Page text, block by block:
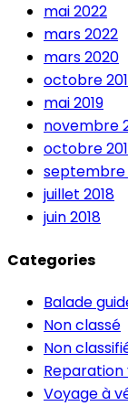
mai 2022
mars 2022
mars 2020
octobre
mai 2019
novembre
octobre
septembre
juillet 2018
juin 2018
Categories
Balade
Non classé
Non
Reparation
Voyage à